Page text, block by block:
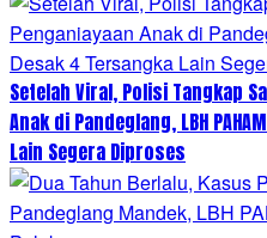
Setelah Viral, Polisi Tangkap
Anak di Pandeglang, LBH
Lain Segera Diproses